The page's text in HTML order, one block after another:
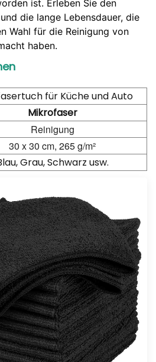
ist. Erleben Sie den
die lange Lebensdauer, die
Wahl für die Reinigung von
haben.
für Küche und Auto
Mikrofaser
Reinigung
30 x 30 cm, 265 g/m²
Grau, Schwarz usw.